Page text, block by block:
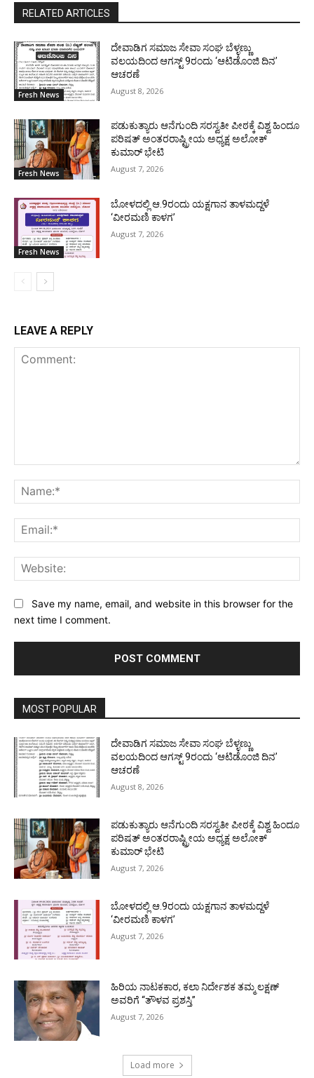
RELATED ARTICLES
Fresh News
ದೇವಾಡಿಗ ಸಮಾಜ ಸೇವಾ ಸಂಘ ಬೆಳ್ಳಣ್ಣು
ವಲಯದಿಂದ ಆಗಸ್ಟ್ 9ರಂದು ‘ಆಟಿಡೊಂಜಿ ದಿನ’
ಆಚರಣೆ
August 8, 2026
Fresh News
ಪಡುಕುತ್ಯಾರು ಆನೆಗುಂದಿ ಸರಸ್ವತೀ ಪೀಠಕ್ಕೆ ವಿಶ್ವ ಹಿಂದೂ
ಪರಿಷತ್ ಅಂತರರಾಷ್ಟ್ರೀಯ ಅಧ್ಯಕ್ಷ ಅಲೋಕ್
ಕುಮಾರ್ ಭೇಟಿ
August 7, 2026
Fresh News
ಬೋಳದಲ್ಲಿ ಆ.9ರಂದು ಯಕ್ಷಗಾನ ತಾಳಮದ್ದಳೆ
‘ವೀರಮಣಿ ಕಾಳಗ’
August 7, 2026
LEAVE A REPLY
Save my name, email, and website in this browser for the
next time I comment.
MOST POPULAR
ದೇವಾಡಿಗ ಸಮಾಜ ಸೇವಾ ಸಂಘ ಬೆಳ್ಳಣ್ಣು
ವಲಯದಿಂದ ಆಗಸ್ಟ್ 9ರಂದು ‘ಆಟಿಡೊಂಜಿ ದಿನ’
ಆಚರಣೆ
August 8, 2026
ಪಡುಕುತ್ಯಾರು ಆನೆಗುಂದಿ ಸರಸ್ವತೀ ಪೀಠಕ್ಕೆ ವಿಶ್ವ ಹಿಂದೂ
ಪರಿಷತ್ ಅಂತರರಾಷ್ಟ್ರೀಯ ಅಧ್ಯಕ್ಷ ಅಲೋಕ್
ಕುಮಾರ್ ಭೇಟಿ
August 7, 2026
ಬೋಳದಲ್ಲಿ ಆ.9ರಂದು ಯಕ್ಷಗಾನ ತಾಳಮದ್ದಳೆ
‘ವೀರಮಣಿ ಕಾಳಗ’
August 7, 2026
ಹಿರಿಯ ನಾಟಕಕಾರ, ಕಲಾ ನಿರ್ದೇಶಕ ತಮ್ಮ ಲಕ್ಷಣ್
ಅವರಿಗೆ “ತೌಳವ ಪ್ರಶಸ್ತಿ”
August 7, 2026
Load more